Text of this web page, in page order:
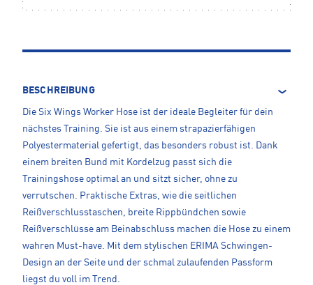
BESCHREIBUNG
Die Six Wings Worker Hose ist der ideale Begleiter für dein
nächstes Training. Sie ist aus einem strapazierfähigen
Polyestermaterial gefertigt, das besonders robust ist. Dank
einem breiten Bund mit Kordelzug passt sich die
Trainingshose optimal an und sitzt sicher, ohne zu
verrutschen. Praktische Extras, wie die seitlichen
Reißverschlusstaschen, breite Rippbündchen sowie
Reißverschlüsse am Beinabschluss machen die Hose zu einem
wahren Must-have. Mit dem stylischen ERIMA Schwingen-
Design an der Seite und der schmal zulaufenden Passform
liegst du voll im Trend.